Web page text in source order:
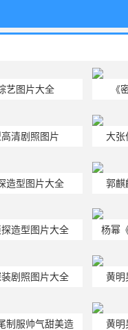
艺图片大全 《
清剧照图片 大张
造型图片大全 郭麒
造型图片大全
杨幂
剧照图片大全 黄明
制服帅气甜美造
黄明